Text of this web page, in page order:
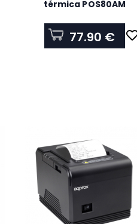
térmica POS80AM
77.90 €